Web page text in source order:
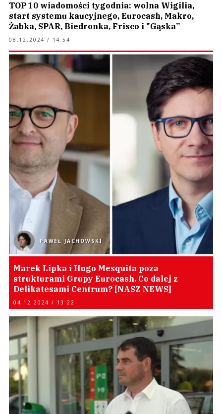
TOP 10 wiadomości tygodnia: wolna Wigilia,
start systemu kaucyjnego, Eurocash, Makro,
Żabka, SPAR, Biedronka, Frisco i "Gąska”
08.12.2024 / 14:54
PAWEŁ JACHOWSKI
Marek Lipka i Hugo Mesquita poza
strukturami Grupy Eurocash. Co dalej z
Delikatesami Centrum? [NASZ NEWS]
04.12.2024 / 13:22